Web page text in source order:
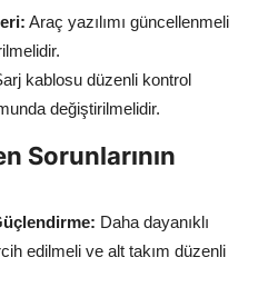
Araç yazılımı güncellenmeli
kablosu düzenli kontrol
değiştirilmelidir.
Sorunlarının
Daha dayanıklı
edilmeli ve alt takım düzenli